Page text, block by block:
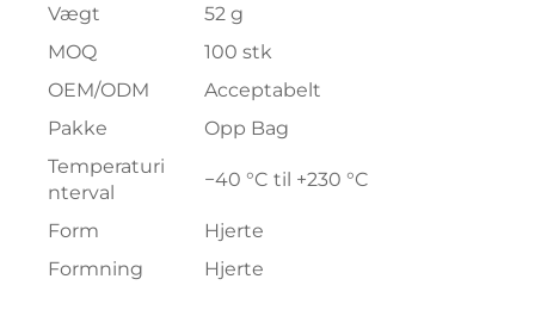
Vægt
52 g
MOQ
100 stk
OEM/ODM
Acceptabelt
Pakke
Opp Bag
Temperaturi
nterval
−40 °C til +230 °C
Form
Hjerte
Formning
Hjerte